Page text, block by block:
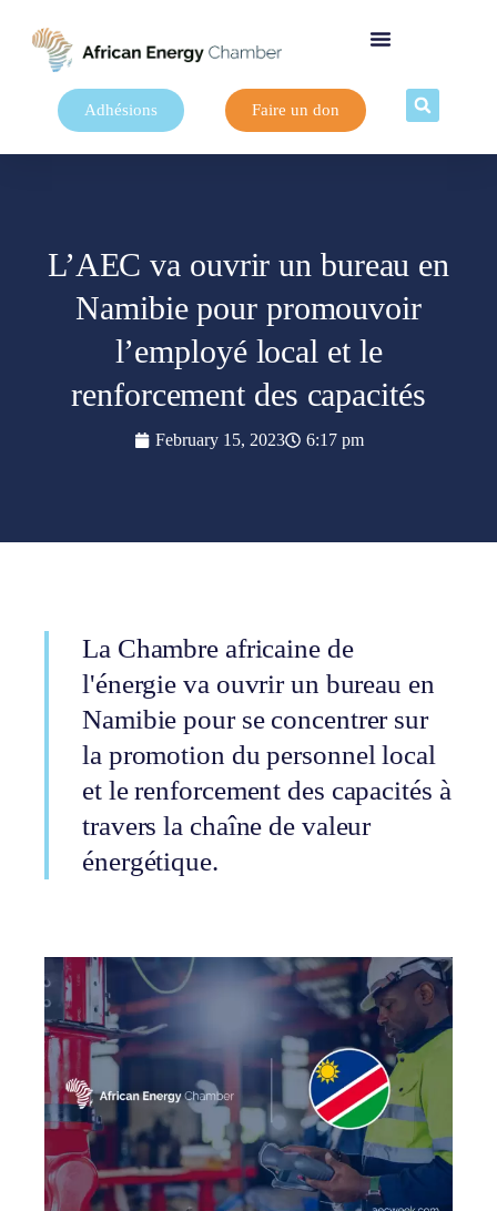
Adhésions Faire un don
L’AEC va ouvrir un bureau en
Namibie pour promouvoir
l’employé local et le
renforcement des capacités
February 15, 2023 6:17 pm
La Chambre africaine de
l'énergie va ouvrir un bureau en
Namibie pour se concentrer sur
la promotion du personnel local
et le renforcement des capacités à
travers la chaîne de valeur
énergétique.